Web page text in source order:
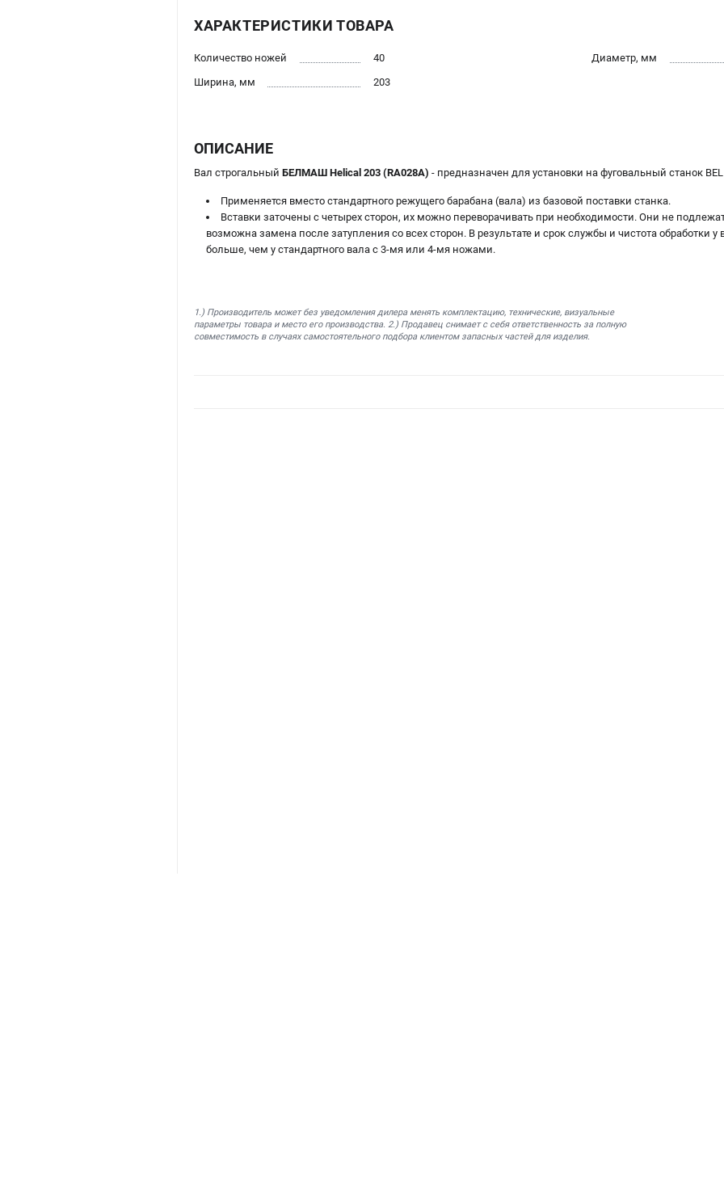
ХАРАКТЕРИСТИКИ ТОВАРА
Количество ножей
40
Ширина, мм
203
Диаметр, мм
ОПИСАНИЕ
Вал строгальный БЕЛМАШ Helical 203 (RA028A) - предназначен для установки на фуговальный станок
Применяется вместо стандартного режущего барабана (вала) из базовой поставки станка.
Вставки заточены с четырех сторон, их можно переворачивать при необходимости. Они не
возможна замена после затупления со всех сторон. В результате и срок службы и чистота обработки у
больше, чем у стандартного вала с 3-мя или 4-мя ножами.
1.) Производитель может без уведомления дилера менять комплектацию, технические, визуальные
параметры товара и место его производства. 2.) Продавец снимает с себя ответственность за полную
совместимость в случаях самостоятельного подбора клиентом запасных частей для изделия.